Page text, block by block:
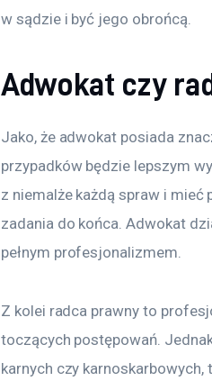
w sądzie i być jego obrońcą.
Adwokat czy
Jako, że adwokat posiada
przypadków będzie lepszym
z niemalże każdą spraw i
zadania do końca. Adwokat
pełnym profesjonalizmem.
Z kolei radca prawny to
toczących postępowań.
karnych czy